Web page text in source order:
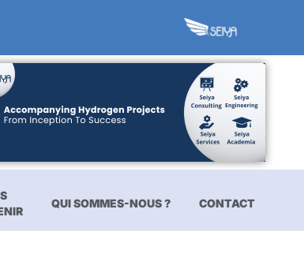
QUI SOMMES-NOUS ? CONTACT